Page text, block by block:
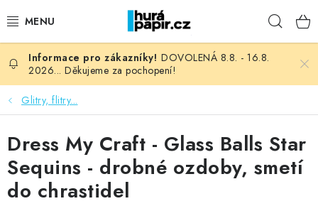
na
NOVINKY
HURÁ DÍLNA
VŠECHNO ZBOŽÍ
KNIHAŘSKÝ MATERIÁL
DOVOLENÁ 8.8. - 16.8.
2026... Děkujeme za pochopení!
Glitry, flitry...
Dress My Craft - Glass Balls Star
Sequins - drobné ozdoby, smetí
do chrastidel